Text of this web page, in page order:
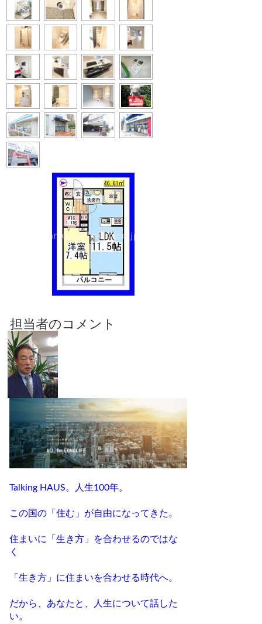
Talking HAUS。人生100年。
この国の「住む」が自由になってきた。
住まいに「生き方」を合わせるのではな
く
「生き方」に住まいを合わせる時代へ。
だから、あなたと、人生について話した
い。